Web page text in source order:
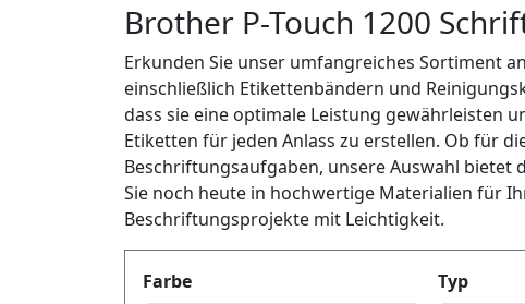
Brother P-Touch 1200
Erkunden Sie unser umfangreiches Sortiment
einschließlich Etikettenbändern und
dass sie eine optimale Leistung gewährleisten
Etiketten für jeden Anlass zu erstellen. Ob für
Beschriftungsaufgaben, unsere Auswahl
Sie noch heute in hochwertige Materialien für
Beschriftungsprojekte mit Leichtigkeit.
Produktfilter
Farbe
Typ